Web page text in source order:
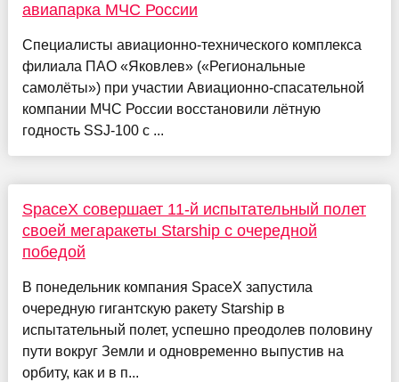
авиапарка МЧС России
Специалисты авиационно-технического комплекса
филиала ПАО «Яковлев» («Региональные
самолёты») при участии Авиационно-спасательной
компании МЧС России восстановили лётную
годность SSJ-100 с ...
SpaceX совершает 11-й испытательный полет
своей мегаракеты Starship с очередной
победой
В понедельник компания SpaceX запустила
очередную гигантскую ракету Starship в
испытательный полет, успешно преодолев половину
пути вокруг Земли и одновременно выпустив на
орбиту, как и в п...